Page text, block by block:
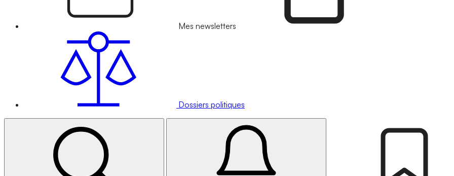
Mes newsletters
Dossiers politiques